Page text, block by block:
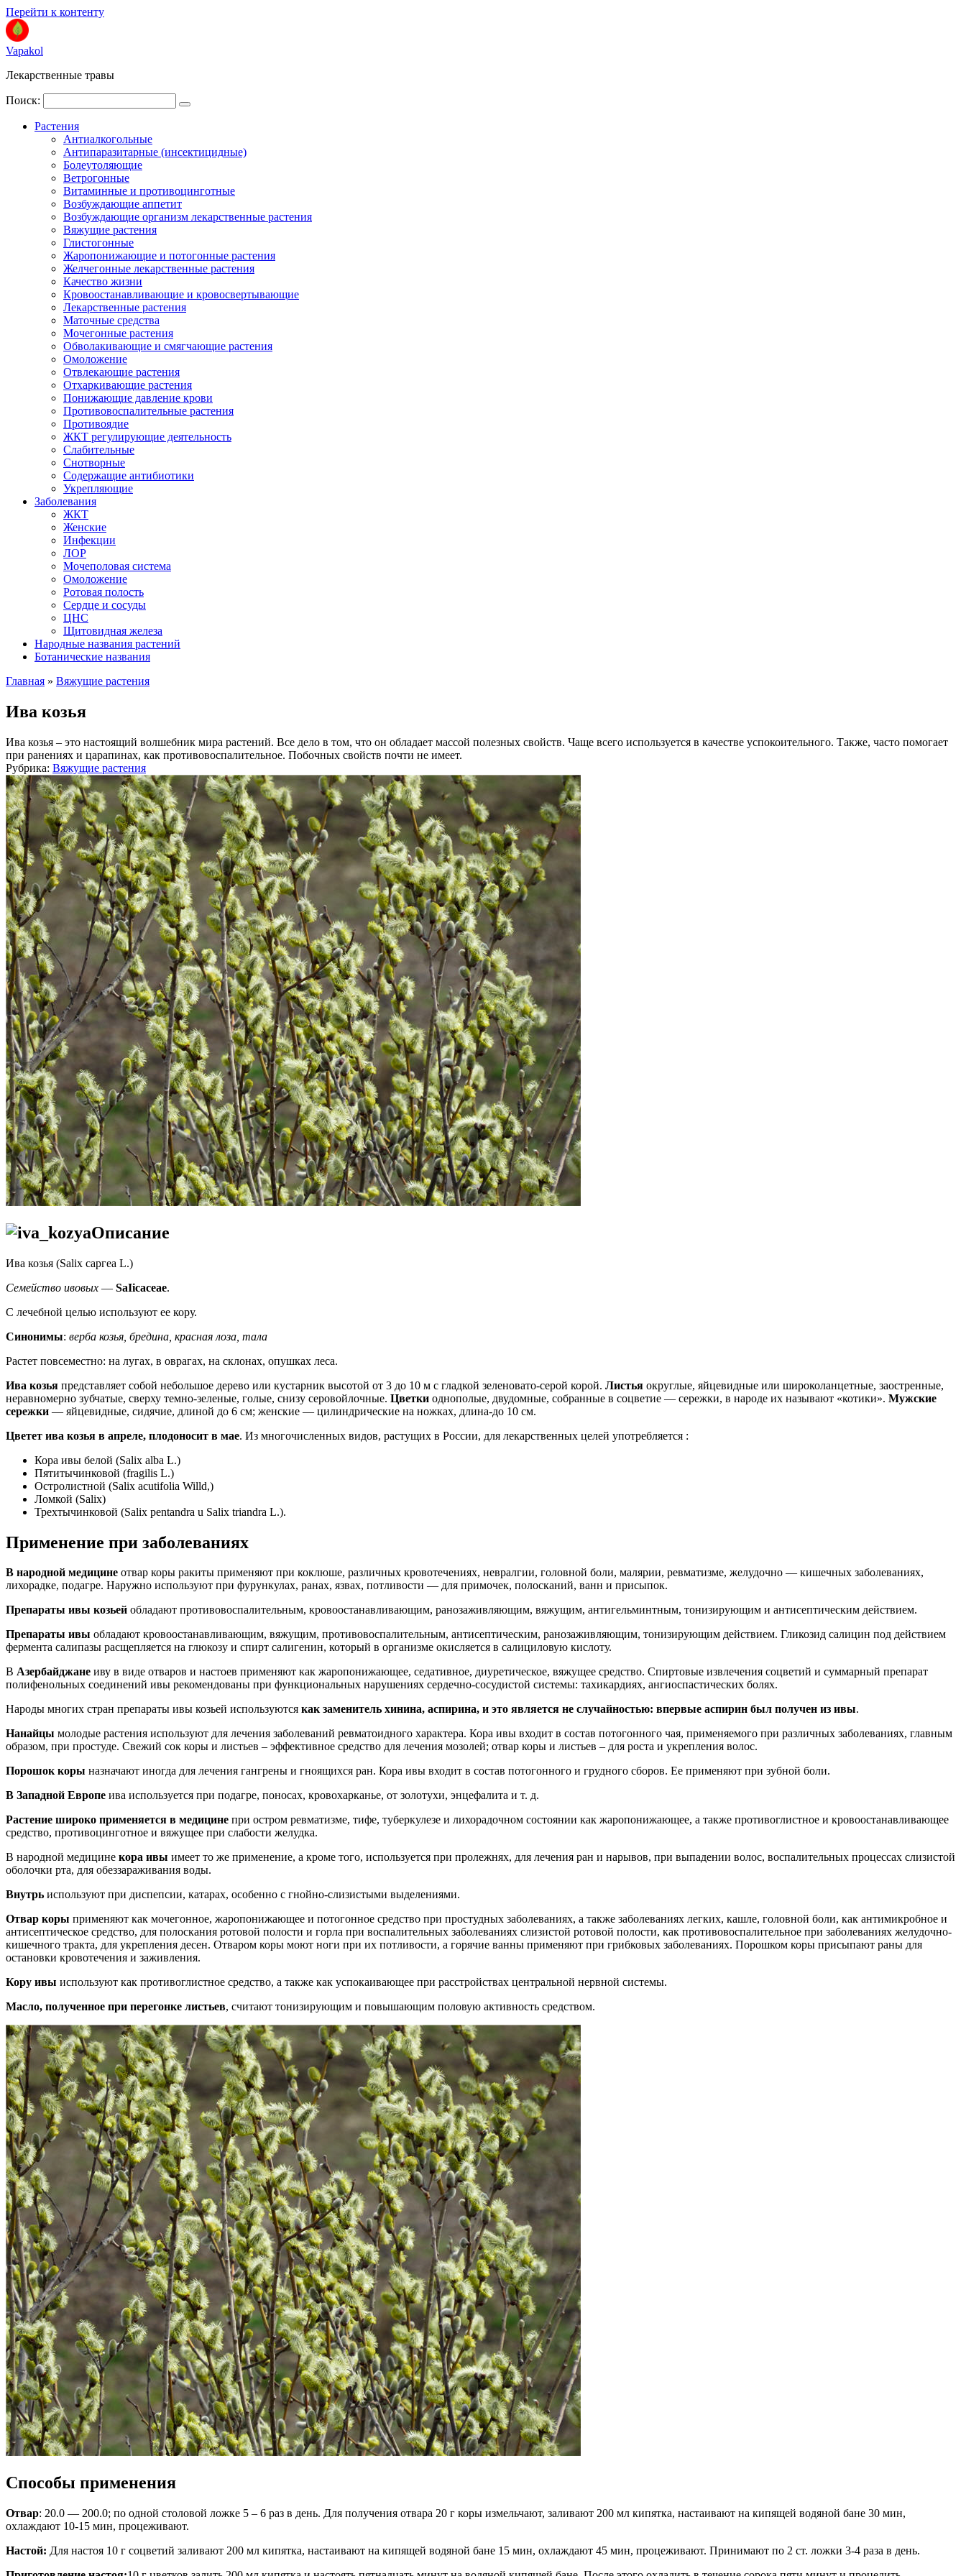
Перейти к контенту
Vapakol
Лекарственные травы
Поиск:
Растения
Антиалкогольные
Антипаразитарные (инсектицидные)
Болеутоляющие
Ветрогонные
Витаминные и противоцинготные
Возбуждающие аппетит
Возбуждающие организм лекарственные растения
Вяжущие растения
Глистогонные
Жаропонижающие и потогонные растения
Желчегонные лекарственные растения
Качество жизни
Кровоостанавливающие и кровосвертывающие
Лекарственные растения
Маточные средства
Мочегонные растения
Обволакивающие и смягчающие растения
Омоложение
Отвлекающие растения
Отхаркивающие растения
Понижающие давление крови
Противовоспалительные растения
Противоядие
ЖКТ регулирующие деятельность
Слабительные
Снотворные
Содержащие антибиотики
Укрепляющие
Заболевания
ЖКТ
Женские
Инфекции
ЛОР
Мочеполовая система
Омоложение
Ротовая полость
Сердце и сосуды
ЦНС
Щитовидная железа
Народные названия растений
Ботанические названия
Главная » Вяжущие растения
Ива козья
Ива козья – это настоящий волшебник мира растений. Все дело в том, что он обладает массой полезных свойств. Чаще всего используется в качестве успокоительного. Также, часто помогает
при ранениях и царапинах, как противовоспалительное. Побочных свойств почти не имеет.
Рубрика: Вяжущие растения
Описание
Ива козья (Salix саргеа L.)
Семейство ивовых — SaIicaceae.
С лечебной целью используют ее кору.
Синонимы: верба козья, бредина, красная лоза, тала
Растет повсеместно: на лугах, в оврагах, на склонах, опушках леса.
Ива козья представляет собой небольшое дерево или кустарник высотой от 3 до 10 м с гладкой зеленовато-серой корой. Листья округлые, яйцевидные или широколанцетные, заостренные,
неравномерно зубчатые, сверху темно-зеленые, голые, снизу серовойлочные. Цветки однополые, двудомные, собранные в соцветие — сережки, в народе их называют «котики». Мужские
сережки — яйцевидные, сидячие, длиной до 6 см; женские — цилиндрические на ножках, длина-до 10 см.
Цветет ива козья в апреле, плодоносит в мае. Из многочисленных видов, растущих в России, для лекарственных целей употребляется :
Кора ивы белой (Salix alba L.)
Пятитычинковой (fragilis L.)
Остролистной (Salix acutifolia Willd,)
Ломкой (Salix)
Трехтычинковой (Salix pentandra u Salix triandra L.).
Применение при заболеваниях
В народной медицине отвар коры ракиты применяют при коклюше, различных кровотечениях, невралгии, головной боли, малярии, ревматизме, желудочно — кишечных заболеваниях,
лихорадке, подагре. Наружно используют при фурункулах, ранах, язвах, потливости — для примочек, полосканий, ванн и присыпок.
Препараты ивы козьей обладают противовоспалительным, кровоостанавливающим, ранозаживляющим, вяжущим, антигельминтным, тонизирующим и антисептическим действием.
Препараты ивы обладают кровоостанавливающим, вяжущим, противовоспалительным, антисептическим, ранозаживляющим, тонизирующим действием. Гликозид салицин под действием
фермента салипазы расщепляется на глюкозу и спирт салигенин, который в организме окисляется в салициловую кислоту.
В Азербайджане иву в виде отваров и настоев применяют как жаропонижающее, седативное, диуретическое, вяжущее средство. Спиртовые извлечения соцветий и суммарный препарат
полифенольных соединений ивы рекомендованы при функциональных нарушениях сердечно-сосудистой системы: тахикардиях, ангиоспастических болях.
Народы многих стран препараты ивы козьей используются как заменитель хинина, аспирина, и это является не случайностью: впервые аспирин был получен из ивы.
Нанайцы молодые растения используют для лечения заболеваний ревматоидного характера. Кора ивы входит в состав потогонного чая, применяемого при различных заболеваниях, главным
образом, при простуде. Свежий сок коры и листьев – эффективное средство для лечения мозолей; отвар коры и листьев – для роста и укрепления волос.
Порошок коры назначают иногда для лечения гангрены и гноящихся ран. Кора ивы входит в состав потогонного и грудного сборов. Ее применяют при зубной боли.
В Западной Европе ива используется при подагре, поносах, кровохарканье, от золотухи, энцефалита и т. д.
Растение широко применяется в медицине при остром ревматизме, тифе, туберкулезе и лихорадочном состоянии как жаропонижающее, а также противоглистное и кровоостанавливающее
средство, противоцинготное и вяжущее при слабости желудка.
В народной медицине кора ивы имеет то же применение, а кроме того, используется при пролежнях, для лечения ран и нарывов, при выпадении волос, воспалительных процессах слизистой
оболочки рта, для обеззараживания воды.
Внутрь используют при диспепсии, катарах, особенно с гнойно-слизистыми выделениями.
Отвар коры применяют как мочегонное, жаропонижающее и потогонное средство при простудных заболеваниях, а также заболеваниях легких, кашле, головной боли, как антимикробное и
антисептическое средство, для полоскания ротовой полости и горла при воспалительных заболеваниях слизистой ротовой полости, как противовоспалительное при заболеваниях желудочно-
кишечного тракта, для укрепления десен. Отваром коры моют ноги при их потливости, а горячие ванны применяют при грибковых заболеваниях. Порошком коры присыпают раны для
остановки кровотечения и заживления.
Кору ивы используют как противоглистное средство, а также как успокаивающее при расстройствах центральной нервной системы.
Масло, полученное при перегонке листьев, считают тонизирующим и повышающим половую активность средством.
Способы применения
Отвар: 20.0 — 200.0; по одной столовой ложке 5 – 6 раз в день. Для получения отвара 20 г коры измельчают, заливают 200 мл кипятка, настаивают на кипящей водяной бане 30 мин,
охлаждают 10-15 мин, процеживают.
Настой: Для настоя 10 г соцветий заливают 200 мл кипятка, настаивают на кипящей водяной бане 15 мин, охлаждают 45 мин, процеживают. Принимают по 2 ст. ложки 3-4 раза в день.